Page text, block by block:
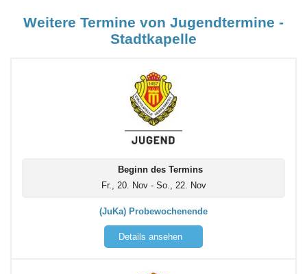
Weitere Termine von Jugendtermine -
Stadtkapelle
Beginn des Termins
Fr., 20. Nov - So., 22. Nov
(JuKa) Probewochenende
Details ansehen